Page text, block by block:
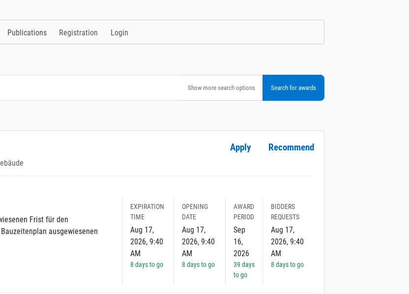
Publications Registration Login
Show more search options
Apply Recommend
Frist für den
ausgewiesenen
EXPIRATION
TIME
Aug 17,
2026, 9:40
AM
8 days to go
OPENING
DATE
Aug 17,
2026, 9:40
AM
8 days to go
AWARD
PERIOD
Sep
16,
2026
39 days
to go
BIDDERS
REQUESTS
Aug 17,
2026, 9:40
AM
8 days to go